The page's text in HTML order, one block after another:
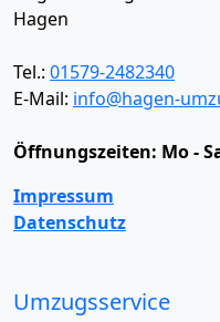
Hagen
Tel.: 01579-2482340
E-Mail: info@hagen-
Öffnungszeiten: Mo -
Impressum
Datenschutz
Umzugsservice